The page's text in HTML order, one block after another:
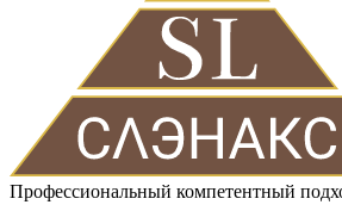
Профессиональный компетентный